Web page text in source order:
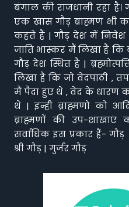
बंगाल की राजधानी रहा
एक खास गौड़ ब्राह्मण भी
कहते हैं | गौड़ देश में निवेश
जाति भास्कर मैं लिखा है
गौड़ देश स्थित है |
लिखा है कि जो वेदपाठी ,
मैं पैदा हुए थे , वेद के धारण
थे | इन्ही ब्राह्मणो को
ब्राह्मणों की उप-
सर्वाधिक इस प्रकार हैं-
श्री गौड़ | गुर्जर गौड़